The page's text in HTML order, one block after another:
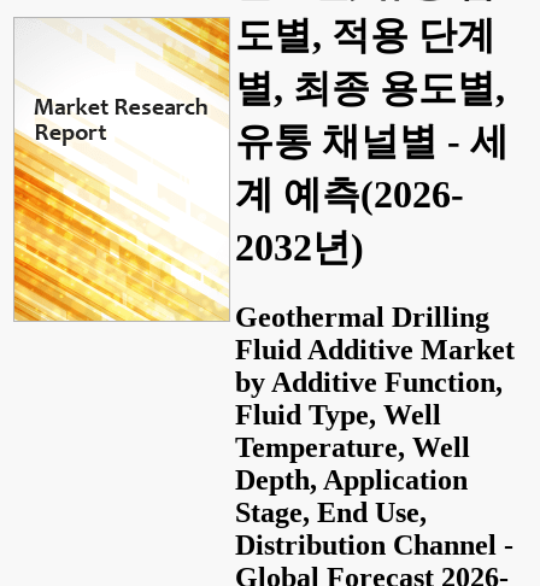
도별, 적용 단계
별, 최종 용도별,
유통 채널별 - 세
계 예측(2026-
2032년)
Geothermal Drilling
Fluid Additive Market
by Additive Function,
Fluid Type, Well
Temperature, Well
Depth, Application
Stage, End Use,
Distribution Channel -
Global Forecast 2026-